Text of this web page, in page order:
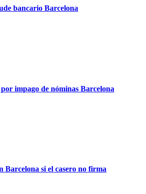
bancario Barcelona
impago de nóminas Barcelona
Barcelona si el casero no firma